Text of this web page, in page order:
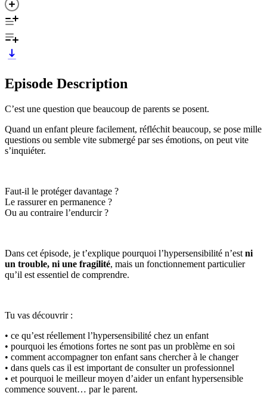
Episode Description
C’est une question que beaucoup de parents se posent.
Quand un enfant pleure facilement, réfléchit beaucoup, se pose mille
questions ou semble vite submergé par ses émotions, on peut vite
s’inquiéter.
Faut-il le protéger davantage ?
Le rassurer en permanence ?
Ou au contraire l’endurcir ?
Dans cet épisode, je t’explique pourquoi l’hypersensibilité n’est ni
un trouble, ni une fragilité, mais un fonctionnement particulier
qu’il est essentiel de comprendre.
Tu vas découvrir :
• ce qu’est réellement l’hypersensibilité chez un enfant
• pourquoi les émotions fortes ne sont pas un problème en soi
• comment accompagner ton enfant sans chercher à le changer
• dans quels cas il est important de consulter un professionnel
• et pourquoi le meilleur moyen d’aider un enfant hypersensible
commence souvent… par le parent.